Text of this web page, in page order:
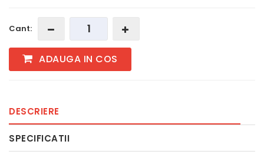
Cant:
ADAUGA IN COS
DESCRIERE
SPECIFICATII